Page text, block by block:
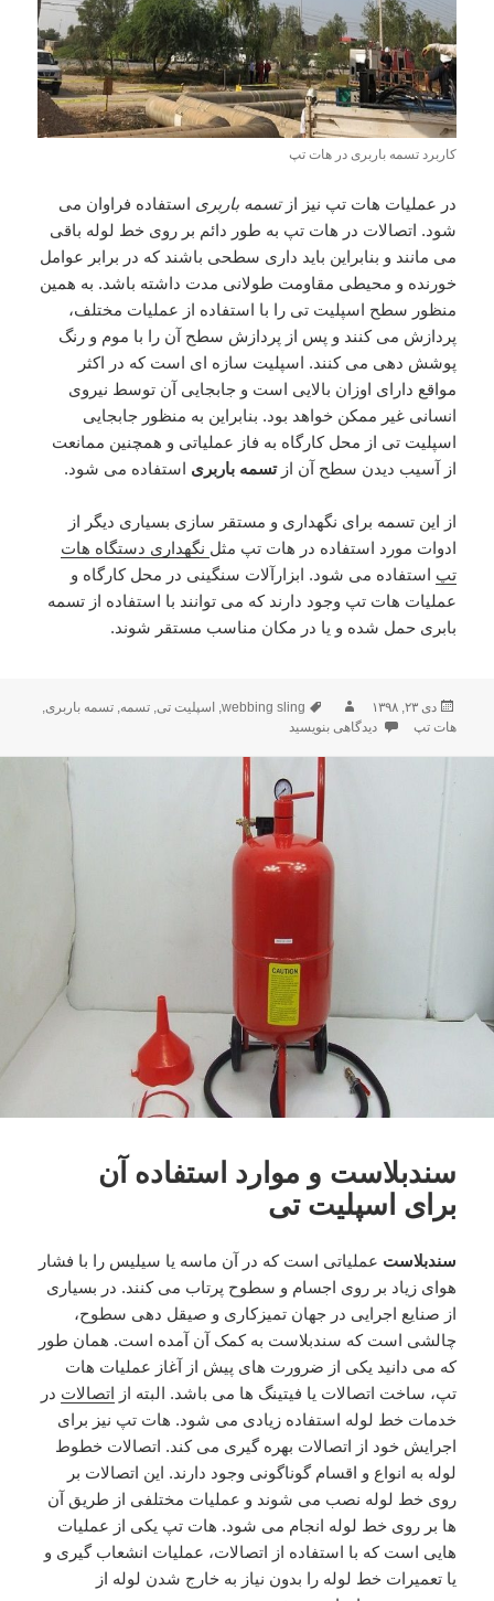
کاربرد تسمه باربری در هات تپ
در عملیات هات تپ نیز از تسمه باربری استفاده فراوان می
شود. اتصالات در هات تپ به طور دائم بر روی خط لوله باقی
می مانند و بنابراین باید داری سطحی باشند که در برابر عوامل
خورنده و محیطی مقاومت طولانی مدت داشته باشد. به همین
منظور سطح اسپلیت تی را با استفاده از عملیات مختلف،
پردازش می کنند و پس از پردازش سطح آن را با موم و رنگ
پوشش دهی می کنند. اسپلیت سازه ای است که در اکثر
مواقع دارای اوزان بالایی است و جابجایی آن توسط نیروی
انسانی غیر ممکن خواهد بود. بنابراین به منظور جابجایی
اسپلیت تی از محل کارگاه به فاز عملیاتی و همچنین ممانعت
از آسیب دیدن سطح آن ازتسمه باربری استفاده می شود.
از این تسمه برای نگهداری و مستقر سازی بسیاری دیگر از
ادوات مورد استفاده در هات تپ مثل نگهداری دستگاه هات
تپ استفاده می شود. ابزارآلات سنگینی در محل کارگاه و
عملیات هات تپ وجود دارند که می توانند با استفاده از تسمه
بابری حمل شده و یا در مکان مناسب مستقر شوند.
ارسال
شده
دی ۲۳, ۱۳۹۸ نویسندهبرچسب‌ها
webbing sling
, اسپلیت تی,تسمه,تسمه باربری,
هات تپ
برای تسمه باربری و موارد کاربرد آن در هات تپ
دیدگاهی بنویسید
سندبلاست و موارد استفاده آن
برای اسپلیت تی
سندبلاست عملیاتی است که در آن ماسه یا سیلیس را با فشار
هوای زیاد بر روی اجسام و سطوح پرتاب می کنند. در بسیاری
از صنایع اجرایی در جهان تمیزکاری و صیقل دهی سطوح،
چالشی است که سندبلاست به کمک آن آمده است. همان طور
که می دانید یکی از ضرورت های پیش از آغاز عملیات هات
تپ، ساخت اتصالات یا فیتینگ ها می باشد. البته از اتصالات در
خدمات خط لوله استفاده زیادی می شود. هات تپ نیز برای
اجرایش خود از اتصالات بهره گیری می کند. اتصالات خطوط
لوله به انواع و اقسام گوناگونی وجود دارند. این اتصالات بر
روی خط لوله نصب می شوند و عملیات مختلفی از طریق آن
ها بر روی خط لوله انجام می شود. هات تپ یکی از عملیات
هایی است که با استفاده از اتصالات، عملیات انشعاب گیری و
یا تعمیرات خط لوله را بدون نیاز به خارج شدن لوله از